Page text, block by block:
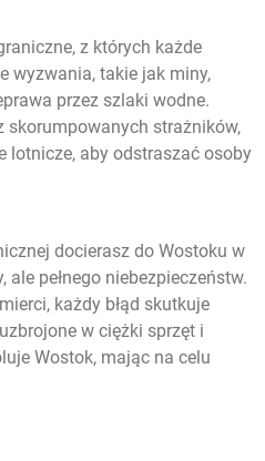
z których każde
wyzwania, takie jak miny,
przez szlaki wodne.
skorumpowanych strażników,
lotnicze, aby odstraszać osoby
docierasz do Wostoku w
ale pełnego niebezpieczeństw.
każdy błąd skutkuje
w ciężki sprzęt i
Wostok, mając na celu